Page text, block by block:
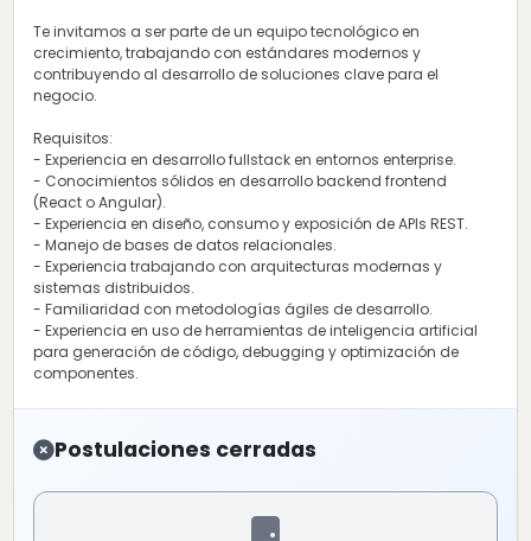
Te invitamos a ser parte de un equipo tecnológico en
crecimiento, trabajando con estándares modernos y
contribuyendo al desarrollo de soluciones clave para el
negocio.
Requisitos:
- Experiencia en desarrollo fullstack en entornos enterprise.
- Conocimientos sólidos en desarrollo backend frontend
(React o Angular).
- Experiencia en diseño, consumo y exposición de APIs REST.
- Manejo de bases de datos relacionales.
- Experiencia trabajando con arquitecturas modernas y
sistemas distribuidos.
- Familiaridad con metodologías ágiles de desarrollo.
- Experiencia en uso de herramientas de inteligencia artificial
para generación de código, debugging y optimización de
componentes.
Postulaciones cerradas